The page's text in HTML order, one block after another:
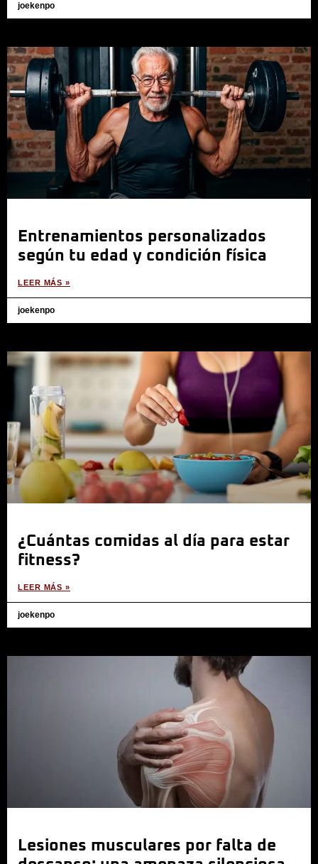
joekenpo
Entrenamientos personalizados
según tu edad y condición física
LEER MÁS »
joekenpo
¿Cuántas comidas al día para estar
fitness?
LEER MÁS »
joekenpo
Lesiones musculares por falta de